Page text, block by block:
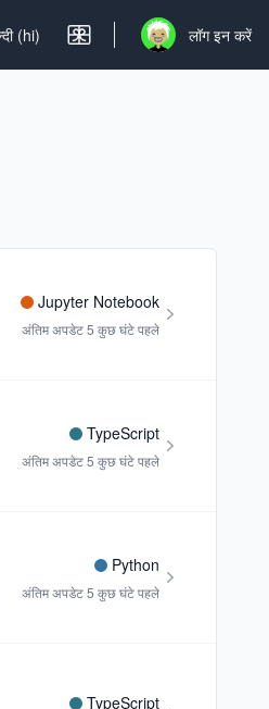
language
(hi) Open user menu
लॉग इन करें
Jupyter Notebook
अंतिम अपडेट5 कुछ घंटे पहले
TypeScript
अंतिम अपडेट5 कुछ घंटे पहले
Python
अंतिम अपडेट5 कुछ घंटे पहले
TypeScript